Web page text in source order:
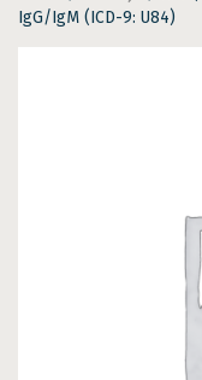
IgG/IgM (ICD-9: U84)